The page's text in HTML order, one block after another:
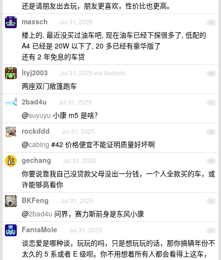
还是请朋友出去玩，朋友更喜欢，性价比也更高。
45
maxsch Jul 31, 2025
楼上的, 最近没买过油车吧, 现在油车已经下探很多了, 低配的
A4 已经是 20W 以下了, 20 多已经有豪华版了
还有 2 年免息的车贷
46
ltyj2003 Jul 31, 2025 via Android
两座双门敞篷跑车
47
2bad4u Jul 31, 2025
@suyuyu 小康 m5 是啥？
48
rockddd Jul 31, 2025
@cabing #42 价格便宜不能证明质量好坏啊
49
gechang Jul 31, 2025
你要说靠我自己没贷款父母没出一分钱，一个人全款买的车，或
许能够高看你
50
BKFeng Jul 31, 2025
@2bad4u 问界，赛力斯前身是东风小康
51
FantaMole Jul 31, 2025
谈恋爱是哪种谈，玩玩的吗，只是想玩玩的话，那你搞辆年份不
太久的 5 系或者 E 级呗。你不用想着所有人都会看得上这车，